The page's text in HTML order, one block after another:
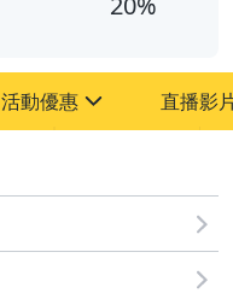
活動優惠 直播影